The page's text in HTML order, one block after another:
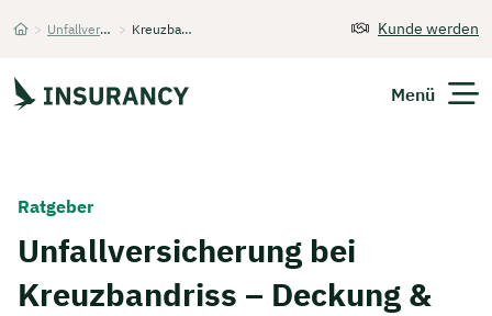
> Unfallversicherung > Kreuzbandriss Kunde werden
Menü
Finanzen
Ratgeber
Unfallversicherung bei
Kreuzbandriss – Deckung &